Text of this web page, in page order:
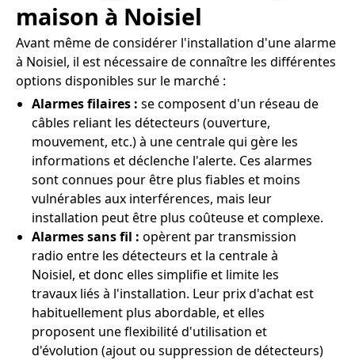
maison à Noisiel
Avant même de considérer l'installation d'une alarme
à Noisiel, il est nécessaire de connaître les différentes
options disponibles sur le marché :
Alarmes filaires : se composent d'un réseau de
câbles reliant les détecteurs (ouverture,
mouvement, etc.) à une centrale qui gère les
informations et déclenche l'alerte. Ces alarmes
sont connues pour être plus fiables et moins
vulnérables aux interférences, mais leur
installation peut être plus coûteuse et complexe.
Alarmes sans fil : opèrent par transmission
radio entre les détecteurs et la centrale à
Noisiel, et donc elles simplifie et limite les
travaux liés à l'installation. Leur prix d'achat est
habituellement plus abordable, et elles
proposent une flexibilité d'utilisation et
d'évolution (ajout ou suppression de détecteurs)